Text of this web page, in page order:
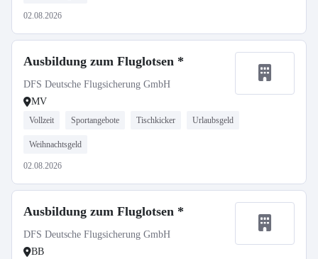
02.08.2026
Ausbildung zum Fluglotsen *
DFS Deutsche Flugsicherung GmbH
MV
Vollzeit Sportangebote Tischkicker Urlaubsgeld
Weihnachtsgeld
02.08.2026
Ausbildung zum Fluglotsen *
DFS Deutsche Flugsicherung GmbH
BB